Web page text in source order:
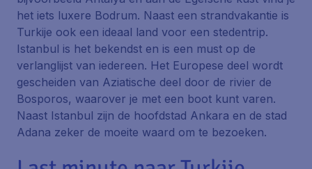
het iets luxere Bodrum. Naast een strandvakantie is
Turkije ook een ideaal land voor een stedentrip.
Istanbul is het bekendst en is een must op de
verlanglijst van iedereen. Het Europese deel wordt
gescheiden van Aziatische deel door de rivier de
Bosporos, waarover je met een boot kunt varen.
Naast Istanbul zijn de hoofdstad Ankara en de stad
Adana zeker de moeite waard om te bezoeken.